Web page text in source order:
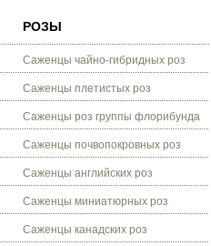
РОЗЫ
Саженцы чайно-гибридных роз
Саженцы плетистых роз
Саженцы роз группы флорибунда
Саженцы почвопокровных роз
Саженцы английских роз
Саженцы миниатюрных роз
Саженцы канадских роз